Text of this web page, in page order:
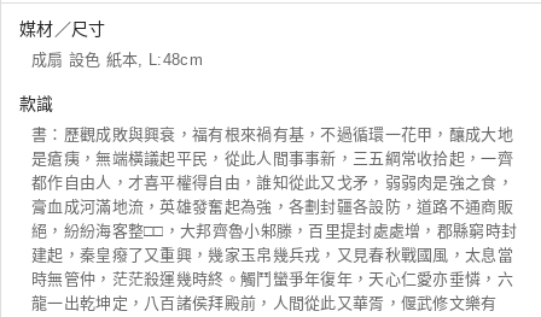
媒材／尺寸
成扇 設色 紙本, L:48cm
款識
書：歷觀成敗與興衰，福有根來禍有基，不過循環一花甲，釀成大地
是瘡痍，無端橫議起平民，從此人間事事新，三五綱常收拾起，一齊
都作自由人，才喜平權得自由，誰知從此又戈矛，弱弱肉是強之食，
膏血成河滿地流，英雄發奮起為強，各劃封疆各設防，道路不通商販
絕，紛紛海客整□□，大邦齊魯小邾滕，百里提封處處增，郡縣窮時封
建起，秦皇癈了又重興，幾家玉帛幾兵戎，又見春秋戰國風，太息當
時無管仲，茫茫殺運幾時終。觸鬥蠻爭年復年，天心仁愛亦垂憐，六
龍一出乾坤定，八百諸侯拜殿前，人間從此又華胥，偃武修文樂有